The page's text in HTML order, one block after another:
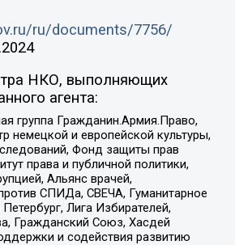
ru/documents/7756/
НКО, выполняющих
агента:
группа Гражданин.Армия.Право,
немецкой и европейской культуры,
Фонд защиты прав
права и публичной политики,
Альянс врачей,
СПИДа, СВЕЧА, Гуманитарное
Лига Избирателей,
Гражданский Союз, Хасдей
и содействия развитию